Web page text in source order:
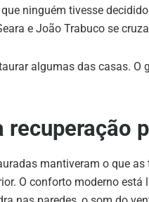
ninguém tivesse
e João Trabuco se
algumas das casas.
recuperação
mantiveram o que
O conforto moderno